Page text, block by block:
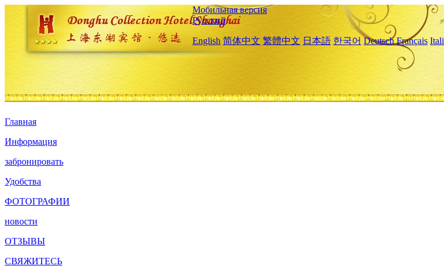
Мобильная версия
Русский
English 简体中文 繁體中文 日本語 한국어 Deutsch Français
Главная
Информация
забронировать
Удобства
ФОТОГРАФИИ
новости
ОТЗЫВЫ
СВЯЖИТЕСЬ